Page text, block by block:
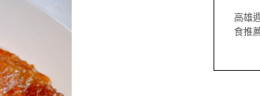
高雄
食推